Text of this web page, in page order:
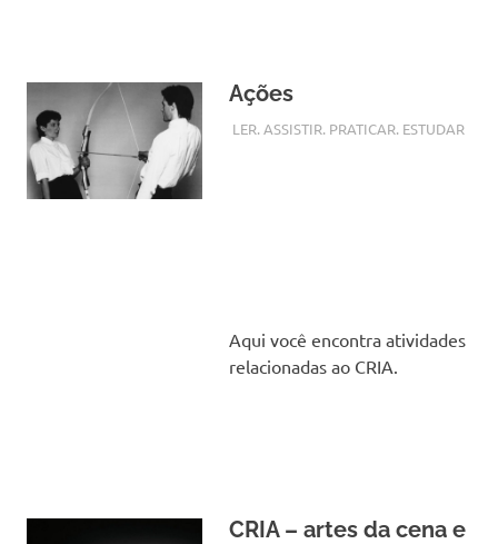
Ações
13 NOVEMBRO, 2017
CRIAARTES
LER. ASSISTIR. PRATICAR. ESTUDAR
Aqui você encontra atividades
relacionadas ao CRIA.
CRIA – artes da cena e